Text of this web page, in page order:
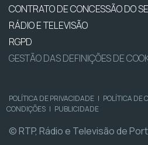
CONTRATO DE CONCESSÃO DO
RÁDIO E TELEVISÃO
RGPD
GESTÃO DAS DEFINIÇÕES DE
POLÍTICA DE PRIVACIDADE | POLÍTICA DE
CONDIÇÕES | PUBLICIDADE
© RTP, Rádio e Televisão de